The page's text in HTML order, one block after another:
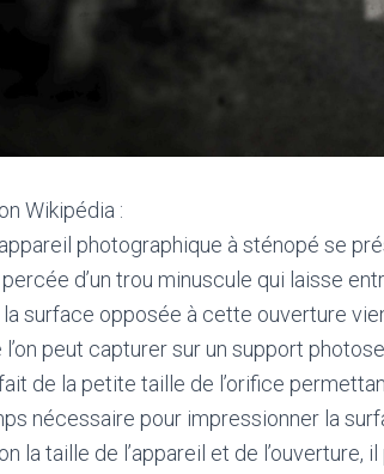
Wikipédia :
photographique à sténopé se
d’un trou minuscule qui laisse
la surface opposée à cette ouverture
l’on peut capturer sur un support
de la petite taille de l’orifice
nécessaire pour impressionner la
la taille de l’appareil et de